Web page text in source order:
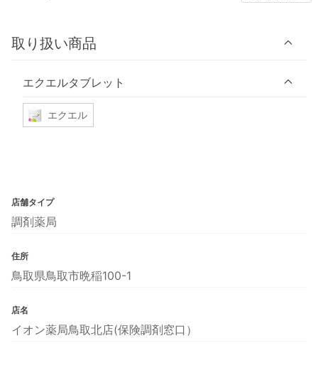
取り扱い商品
エクエルタブレット
エクエル
店舗タイプ
調剤薬局
住所
鳥取県鳥取市晩稲100-1
店名
イオン薬局鳥取北店(保険調剤窓口）